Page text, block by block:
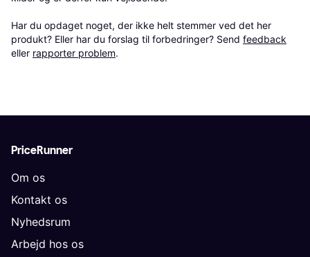
Har du opdaget noget, der ikke helt stemmer ved det her
produkt? Eller har du forslag til forbedringer? Send feedback
eller rapporter problem.
PriceRunner
Om os
Kontakt os
Nyhedsrum
Arbejd hos os